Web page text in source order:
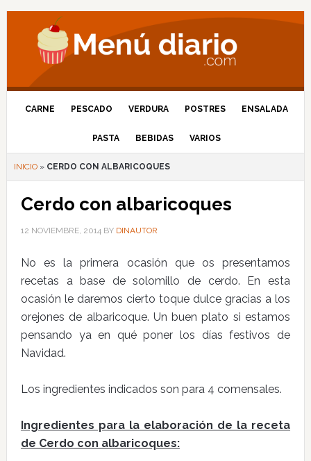
CARNE PESCADO VERDURA POSTRES ENSALADA
PASTA BEBIDAS VARIOS
INICIO» CERDO CON ALBARICOQUES
Cerdo con albaricoques
12 NOVIEMBRE, 2014BY DINAUTOR
No es la primera ocasión que os presentamos
recetas a base de solomillo de cerdo. En esta
ocasión le daremos cierto toque dulce gracias a los
orejones de albaricoque. Un buen plato si estamos
pensando ya en qué poner los días festivos de
Navidad.
Los ingredientes indicados son para 4 comensales.
Ingredientes para la elaboración de la receta
de Cerdo con albaricoques: